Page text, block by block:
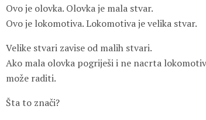
Ovo je olovka. Olovka je mala stvar.
Ovo je lokomotiva. Lokomotiva je velika stvar.
Velike stvari zavise od malih stvari.
Ako mala olovka pogriješi i ne nacrta
može raditi.
Šta to znači?